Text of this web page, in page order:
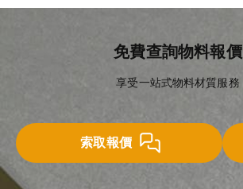
免費查詢物料報價
享受一站式物料材質服務
索取報價